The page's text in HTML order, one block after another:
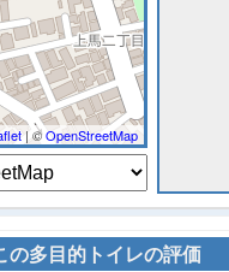
| ©OpenStreetMap
の多目的トイレの評価